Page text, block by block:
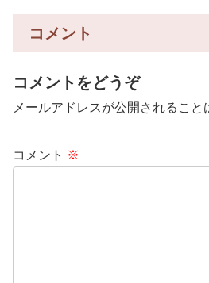
コメント
コメントをどうぞ
メールアドレスが公開されること
コメント ※